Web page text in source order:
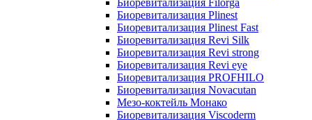
Биоревитализация Filorga
Биоревитализация Plinest
Биоревитализация Plinest Fast
Биоревитализация Revi Silk
Биоревитализация Revi strong
Биоревитализация Revi eye
Биоревитализация PROFHILO
Биоревитализация Novacutan
Мезо-коктейль Монако
Биоревитализация Viscoderm